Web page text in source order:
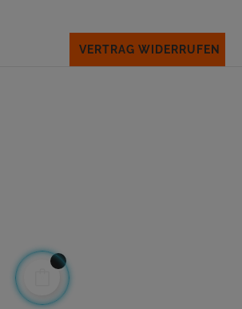
VERTRAG WIDERRUFEN